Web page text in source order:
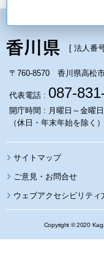
[ 法人番
〒760-8570 香川県高松
代表電話 : 087-
開庁時間 : 月曜日～金曜
（休日・年末年始を除く）
サイトマップ
ウェブアクセシビリティ
Copyright © 2020